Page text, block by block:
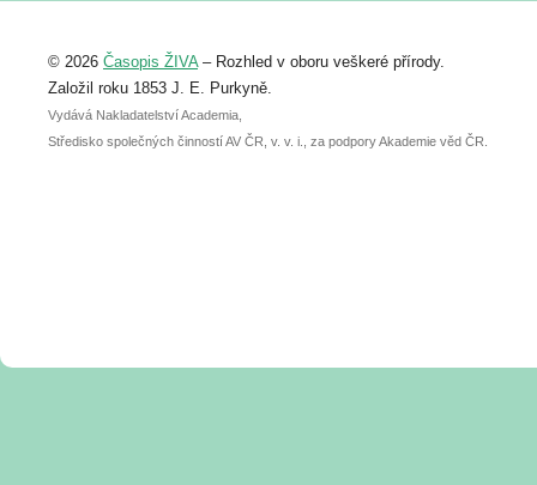
abstraktu přihlášené přednášky nebo
posteru je už 30. června.
© 2026 Časopis ŽIVA– Rozhled v oboru veškeré přírody.
Založil roku 1853 J. E. Purkyně.
Vydává Nakladatelství Academia,
Středisko společných činností AV ČR, v. v. i., za podpory Akademie věd ČR.